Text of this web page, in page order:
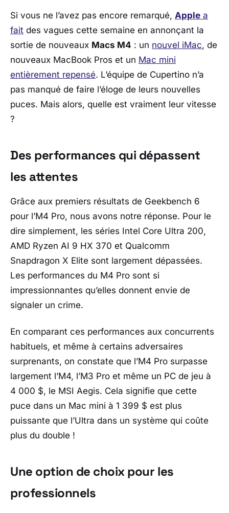
Si vous ne l’avez pas encore remarqué, Apple a
fait des vagues cette semaine en annonçant la
sortie de nouveaux Macs M4 : un nouvel iMac, de
nouveaux MacBook Pros et un Mac mini
entièrement repensé. L’équipe de Cupertino n’a
pas manqué de faire l’éloge de leurs nouvelles
puces. Mais alors, quelle est vraiment leur vitesse
?
Des performances qui dépassent
les attentes
Grâce aux premiers résultats de Geekbench 6
pour l’M4 Pro, nous avons notre réponse. Pour le
dire simplement, les séries Intel Core Ultra 200,
AMD Ryzen AI 9 HX 370 et Qualcomm
Snapdragon X Elite sont largement dépassées.
Les performances du M4 Pro sont si
impressionnantes qu’elles donnent envie de
signaler un crime.
En comparant ces performances aux concurrents
habituels, et même à certains adversaires
surprenants, on constate que l’M4 Pro surpasse
largement l’M4, l’M3 Pro et même un PC de jeu à
4 000 $, le MSI Aegis. Cela signifie que cette
puce dans un Mac mini à 1 399 $ est plus
puissante que l’Ultra dans un système qui coûte
plus du double !
Une option de choix pour les
professionnels